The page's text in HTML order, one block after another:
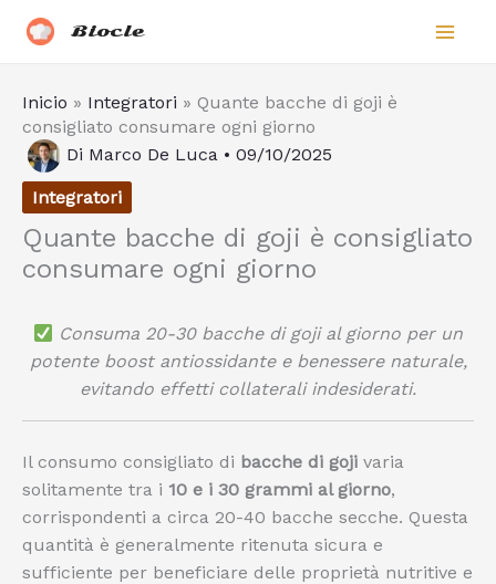
Biocle
Inicio » Integratori » Quante bacche di goji è
consigliato consumare ogni giorno
Di Marco De Luca • 09/10/2025
Integratori
Quante bacche di goji è consigliato
consumare ogni giorno
Consuma 20-30 bacche di goji al giorno per un
potente boost antiossidante e benessere naturale,
evitando effetti collaterali indesiderati.
Il consumo consigliato di bacche di goji varia
solitamente tra i 10 e i 30 grammi al giorno,
corrispondenti a circa 20-40 bacche secche. Questa
quantità è generalmente ritenuta sicura e
sufficiente per beneficiare delle proprietà nutritive e